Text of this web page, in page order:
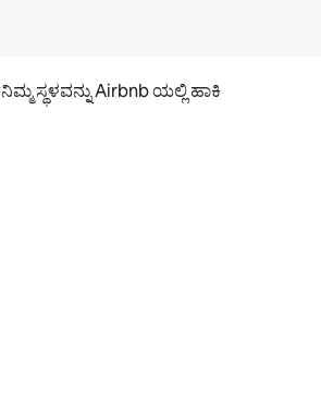
ನಿಮ್ಮ ಸ್ಥಳವನ್ನು Airbnb ಯಲ್ಲಿ ಹಾಕಿ